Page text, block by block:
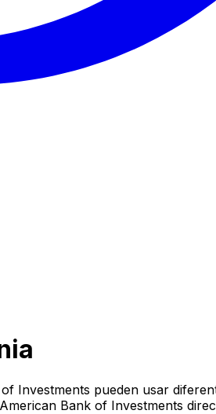
Investments pueden usar
Bank of Investments